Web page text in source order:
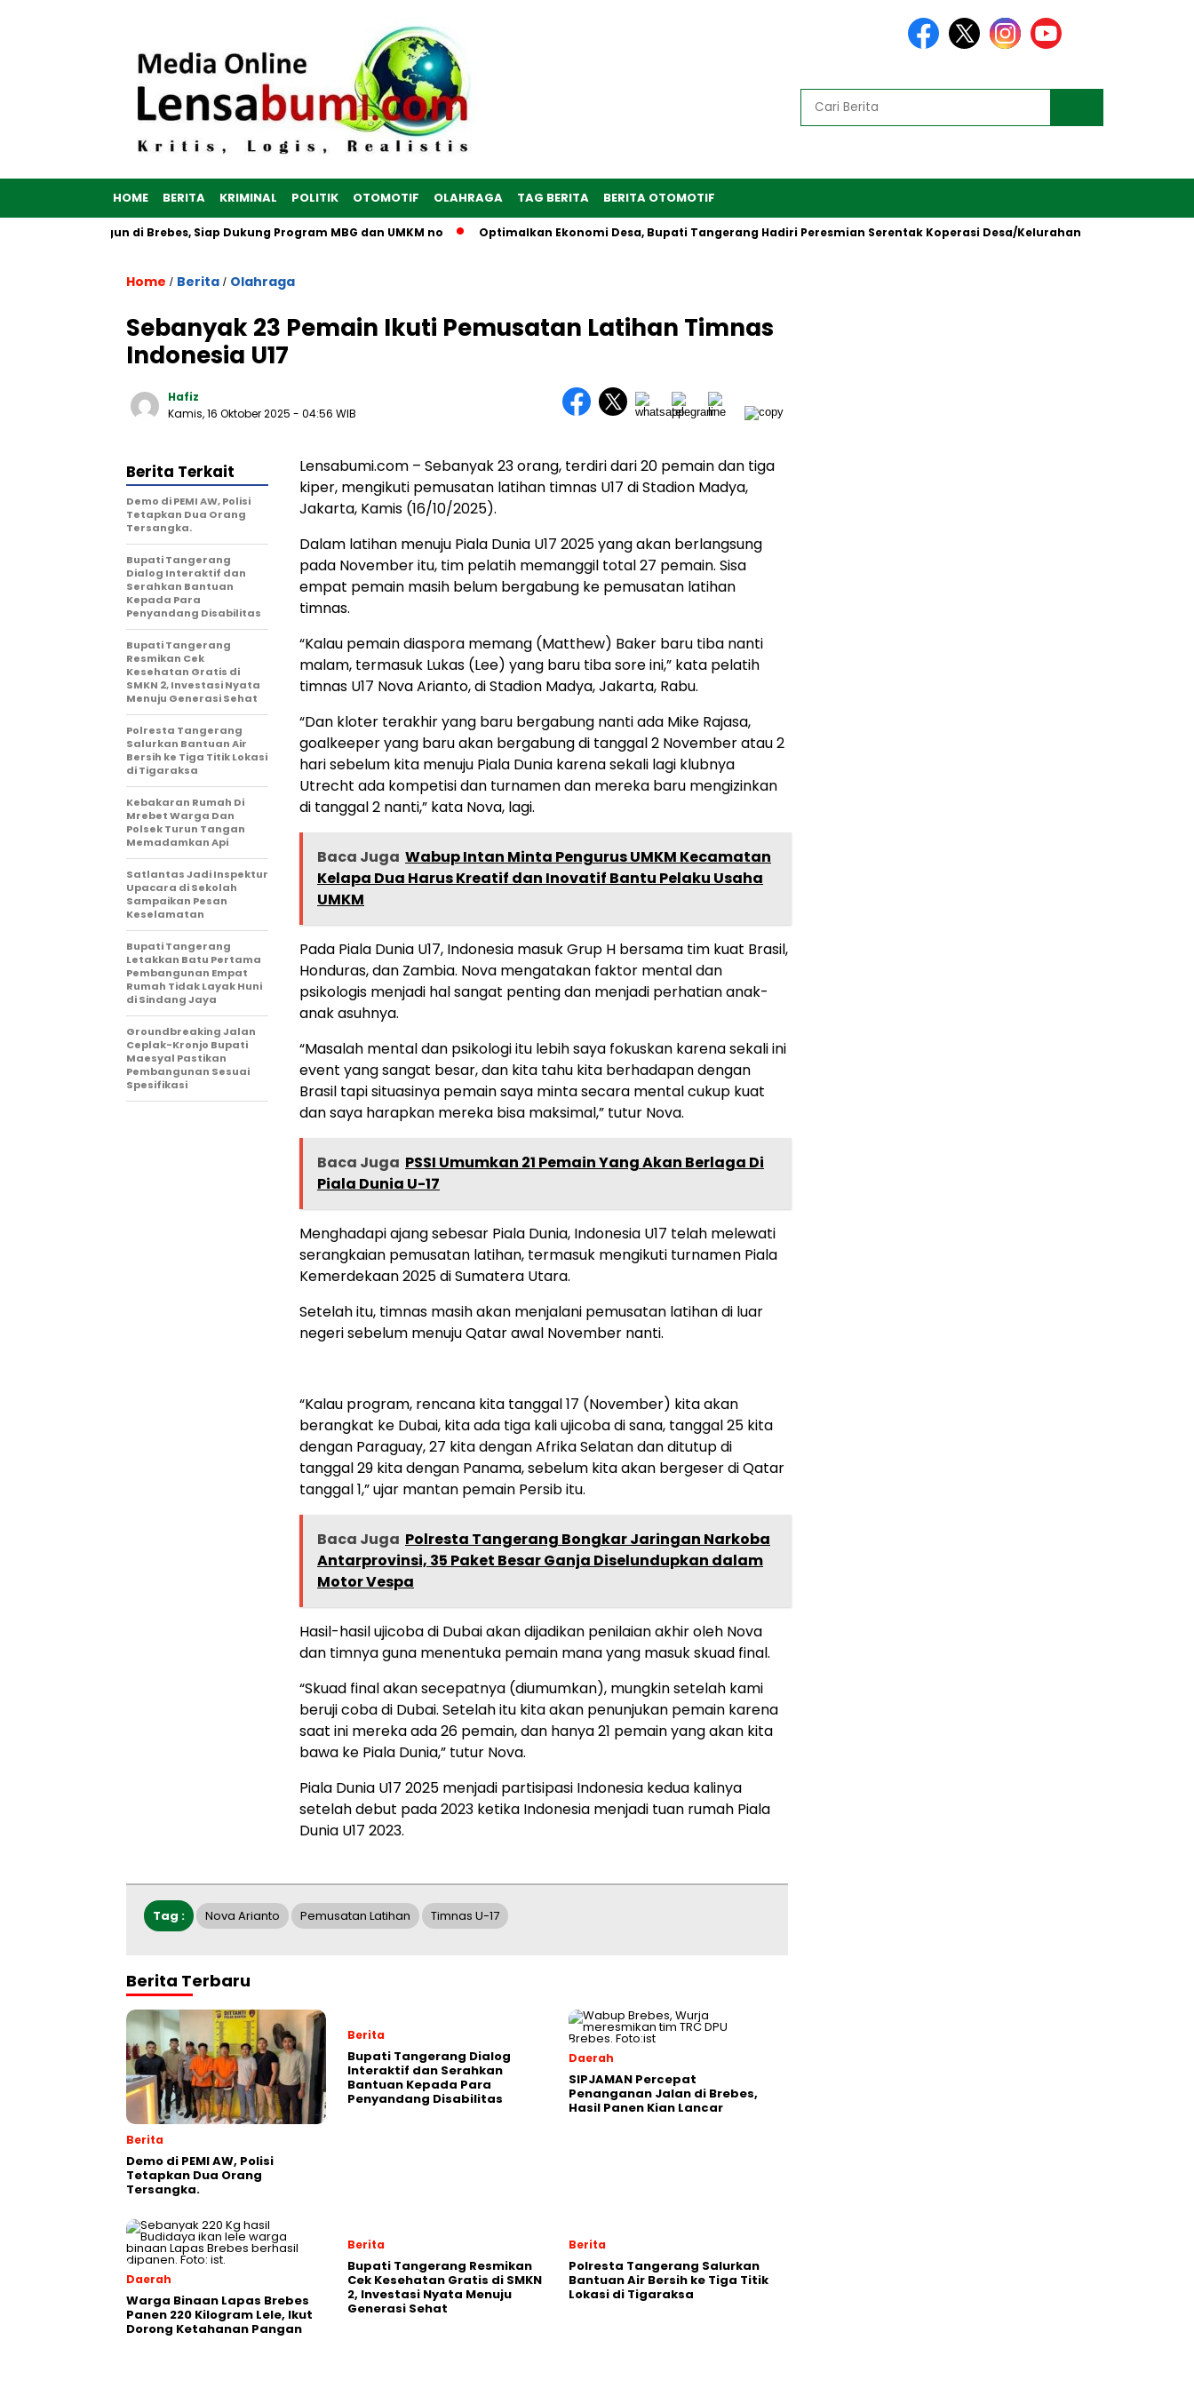
HOME BERITA KRIMINAL POLITIK OTOMOTIF OLAHRAGA TAG BERITA BERITA OTOMOTIF
Putih Dibangun di Brebes, Siap Dukung Program MBG dan UMKM no Optimalkan Ekonomi Desa, Bupati Tangerang Hadiri Peresmian Serentak Koperasi Desa/Kelurahan Merah Putih oleh
Home / Berita / Olahraga
Sebanyak 23 Pemain Ikuti Pemusatan Latihan Timnas
Indonesia U17
Hafiz
Kamis, 16 Oktober 2025 - 04:56 WIB
Lensabumi.com – Sebanyak 23 orang, terdiri dari 20 pemain dan tiga
kiper, mengikuti pemusatan latihan timnas U17 di Stadion Madya,
Jakarta, Kamis (16/10/2025).
Dalam latihan menuju Piala Dunia U17 2025 yang akan berlangsung
pada November itu, tim pelatih memanggil total 27 pemain. Sisa
empat pemain masih belum bergabung ke pemusatan latihan
timnas.
“Kalau pemain diaspora memang (Matthew) Baker baru tiba nanti
malam, termasuk Lukas (Lee) yang baru tiba sore ini,” kata pelatih
timnas U17 Nova Arianto, di Stadion Madya, Jakarta, Rabu.
“Dan kloter terakhir yang baru bergabung nanti ada Mike Rajasa,
goalkeeper yang baru akan bergabung di tanggal 2 November atau 2
hari sebelum kita menuju Piala Dunia karena sekali lagi klubnya
Utrecht ada kompetisi dan turnamen dan mereka baru mengizinkan
di tanggal 2 nanti,” kata Nova, lagi.
Baca Juga Wabup Intan Minta Pengurus UMKM Kecamatan
Kelapa Dua Harus Kreatif dan Inovatif Bantu Pelaku Usaha
UMKM
Pada Piala Dunia U17, Indonesia masuk Grup H bersama tim kuat Brasil,
Honduras, dan Zambia. Nova mengatakan faktor mental dan
psikologis menjadi hal sangat penting dan menjadi perhatian anak-
anak asuhnya.
“Masalah mental dan psikologi itu lebih saya fokuskan karena sekali ini
event yang sangat besar, dan kita tahu kita berhadapan dengan
Brasil tapi situasinya pemain saya minta secara mental cukup kuat
dan saya harapkan mereka bisa maksimal,” tutur Nova.
Baca Juga PSSI Umumkan 21 Pemain Yang Akan Berlaga Di
Piala Dunia U-17
Menghadapi ajang sebesar Piala Dunia, Indonesia U17 telah melewati
serangkaian pemusatan latihan, termasuk mengikuti turnamen Piala
Kemerdekaan 2025 di Sumatera Utara.
Setelah itu, timnas masih akan menjalani pemusatan latihan di luar
negeri sebelum menuju Qatar awal November nanti.
“Kalau program, rencana kita tanggal 17 (November) kita akan
berangkat ke Dubai, kita ada tiga kali ujicoba di sana, tanggal 25 kita
dengan Paraguay, 27 kita dengan Afrika Selatan dan ditutup di
tanggal 29 kita dengan Panama, sebelum kita akan bergeser di Qatar
tanggal 1,” ujar mantan pemain Persib itu.
Baca Juga Polresta Tangerang Bongkar Jaringan Narkoba
Antarprovinsi, 35 Paket Besar Ganja Diselundupkan dalam
Motor Vespa
Hasil-hasil ujicoba di Dubai akan dijadikan penilaian akhir oleh Nova
dan timnya guna menentuka pemain mana yang masuk skuad final.
“Skuad final akan secepatnya (diumumkan), mungkin setelah kami
beruji coba di Dubai. Setelah itu kita akan penunjukan pemain karena
saat ini mereka ada 26 pemain, dan hanya 21 pemain yang akan kita
bawa ke Piala Dunia,” tutur Nova.
Piala Dunia U17 2025 menjadi partisipasi Indonesia kedua kalinya
setelah debut pada 2023 ketika Indonesia menjadi tuan rumah Piala
Dunia U17 2023.
Berita Terkait
Demo di PEMI AW, Polisi
Tetapkan Dua Orang
Tersangka.
Bupati Tangerang
Dialog Interaktif dan
Serahkan Bantuan
Kepada Para
Penyandang Disabilitas
‎Bupati Tangerang
Resmikan Cek
Kesehatan Gratis di
SMKN 2, Investasi Nyata
Menuju Generasi Sehat
Polresta Tangerang
Salurkan Bantuan Air
Bersih ke Tiga Titik Lokasi
di Tigaraksa
Kebakaran Rumah Di
Mrebet Warga Dan
Polsek Turun Tangan
Memadamkan Api
Satlantas Jadi Inspektur
Upacara di Sekolah
Sampaikan Pesan
Keselamatan
Bupati Tangerang
Letakkan Batu Pertama
Pembangunan Empat
Rumah Tidak Layak Huni
di Sindang Jaya
Groundbreaking Jalan
Ceplak-Kronjo Bupati
Maesyal Pastikan
Pembangunan Sesuai
Spesifikasi
Tag : Nova Arianto Pemusatan Latihan Timnas U-17
Berita Terbaru
Berita
Demo di PEMI AW, Polisi
Tetapkan Dua Orang
Tersangka.
Berita
Bupati Tangerang Dialog
Interaktif dan Serahkan
Bantuan Kepada Para
Penyandang Disabilitas
Daerah
SIPJAMAN Percepat
Penanganan Jalan di Brebes,
Hasil Panen Kian Lancar
Daerah
Warga Binaan Lapas Brebes
Panen 220 Kilogram Lele, Ikut
Dorong Ketahanan Pangan
Berita
‎Bupati Tangerang Resmikan
Cek Kesehatan Gratis di SMKN
2, Investasi Nyata Menuju
Generasi Sehat
Berita
Polresta Tangerang Salurkan
Bantuan Air Bersih ke Tiga Titik
Lokasi di Tigaraksa